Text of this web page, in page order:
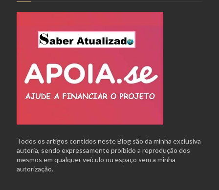
Todos os artigos contidos neste Blog são da minha exclusiva
autoria, sendo expressamente proibido a reprodução dos
mesmos em qualquer veículo ou espaço sem a minha
autorização.